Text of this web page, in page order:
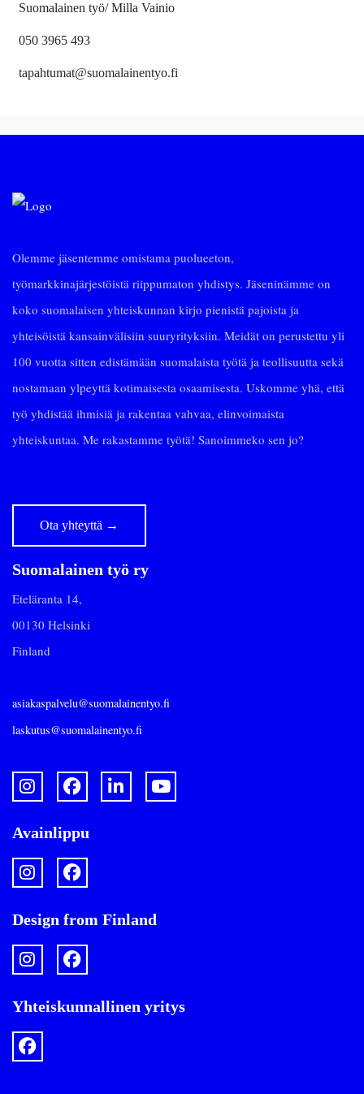
Suomalainen työ/ Milla Vainio
050 3965 493
tapahtumat@suomalainentyo.fi
Olemme jäsentemme omistama puolueeton,
työmarkkinajärjestöistä riippumaton yhdistys. Jäseninämme on
koko suomalaisen yhteiskunnan kirjo pienistä pajoista ja
yhteisöistä kansainvälisiin suuryrityksiin. Meidät on perustettu yli
100 vuotta sitten edistämään suomalaista työtä ja teollisuutta sekä
nostamaan ylpeyttä kotimaisesta osaamisesta. Uskomme yhä, että
työ yhdistää ihmisiä ja rakentaa vahvaa, elinvoimaista
yhteiskuntaa. Me rakastamme työtä! Sanoimmeko sen jo?
Ota yhteyttä →
Suomalainen työ ry
Eteläranta 14,
00130 Helsinki
Finland
asiakaspalvelu@suomalainentyo.fi
laskutus@suomalainentyo.fi
Avainlippu
Design from Finland
Yhteiskunnallinen yritys